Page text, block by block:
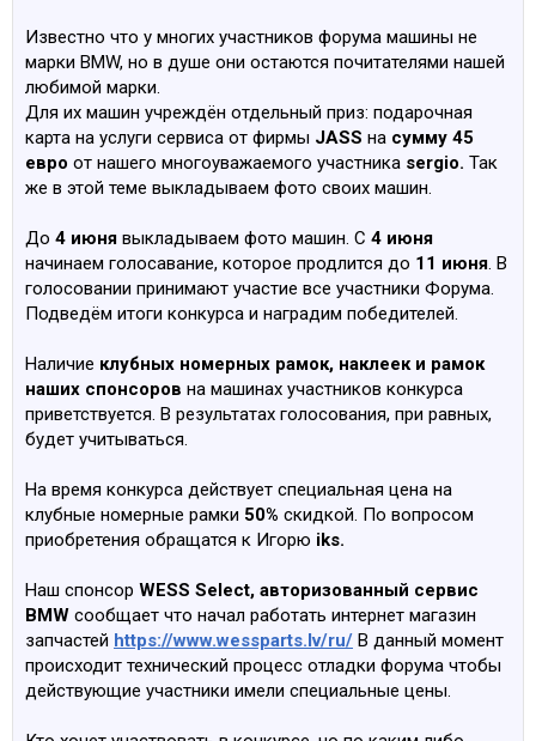
Известно что у многих участников форума машины не
марки BMW, но в душе они остаются почитателями нашей
любимой марки.
Для их машин учреждён отдельный приз: подарочная
карта на услуги сервиса от фирмы JASS на сумму 45
евро от нашего многоуважаемого участника sergio. Так
же в этой теме выкладываем фото своих машин.
До 4 июня выкладываем фото машин. С 4 июня
начинаем голосавание, которое продлится до 11 июня. В
голосовании принимают участие все участники Форума.
Подведём итоги конкурса и наградим победителей.
Наличие клубных номерных рамок, наклеек и рамок
наших спонсоров на машинах участников конкурса
приветствуется. В результатах голосования, при равных,
будет учитываться.
На время конкурса действует специальная цена на
клубные номерные рамки 50% скидкой. По вопросом
приобретения обращатся к Игорю iks.
Наш спонсор WESS Select, авторизованный сервис
BMW сообщает что начал работать интернет магазин
запчастей https://www.wessparts.lv/ru/ В данный момент
происходит технический процесс отладки форума чтобы
действующие участники имели специальные цены.